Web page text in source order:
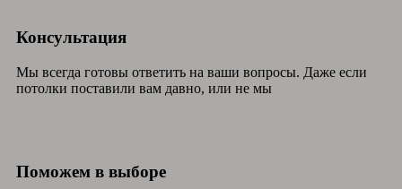
Консультация
Мы всегда готовы ответить на ваши вопросы. Даже если
потолки поставили вам давно, или не мы
Поможем в выборе